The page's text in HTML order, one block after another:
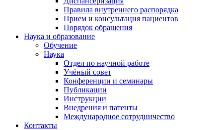
Правила внутреннего распорядка
Прием и консультация пациентов
Порядок обращения
Наука и образование
Обучение
Наука
Отдел по научной работе
Учёный совет
Конференции и семинары
Публикации
Инструкции
Внедрения и патенты
Международное сотрудничество
Контакты